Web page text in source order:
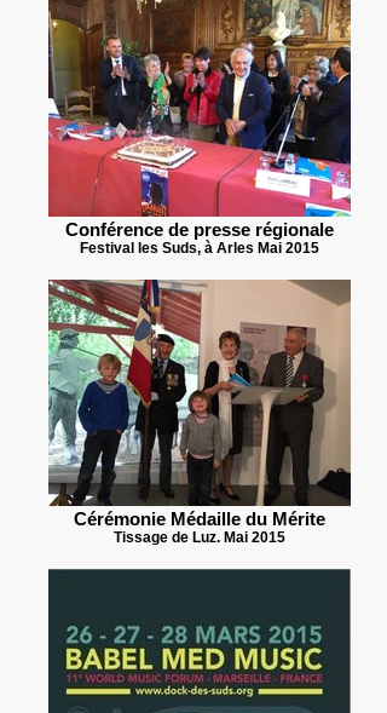
Conférence de presse régionale
Festival les Suds, à Arles Mai 2015
Cérémonie Médaille du Mérite
Tissage de Luz. Mai 2015